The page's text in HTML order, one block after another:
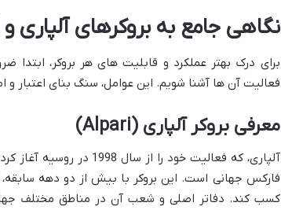
نگاهی جامع به بروکرهای آلپاری
برای درک بهتر عملکرد و قابلیت های هر بروکر، ابتدا
فعالیت آن ها آشنا شویم. این عوامل، سنگ بنای اعتبار
معرفی بروکر آلپاری (Alpari)
آلپاری، که فعالیت خود
فارکس جهانی است. این بروکر با بیش از دو دهه سابقه،
کسب کند. دفاتر اصلی و شعب آن در مناطق مختلف